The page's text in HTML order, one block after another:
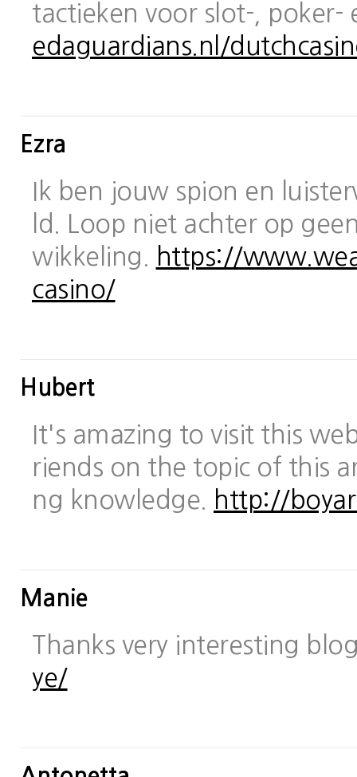
tactieken voor slot-,
edaguardians.nl/
Ezra
Ik ben jouw spion en
ld. Loop niet achter op
wikkeling.
https://
casino/
Hubert
It's amazing to visit this
riends on the topic of this
ng knowledge.
http://
Manie
Thanks very interesting
ye/